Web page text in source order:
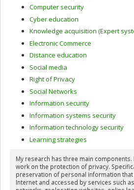
Computer security
Cyber education
Knowledge acquisition (Expert
Electronic Commerce
Distance education
Social media
Right of Privacy
Social Networks
Information security
Information systems security
Information technology security
Learning strategies
My research has three main
work on the protection of privacy.
preservation of personal information
Internet and accessed by services such